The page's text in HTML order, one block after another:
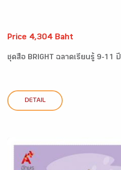
Price 4,304 Baht
ชุดสื่อ BRIGHT ฉลาดเรียนรู้ 9-11 ปี
DETAIL